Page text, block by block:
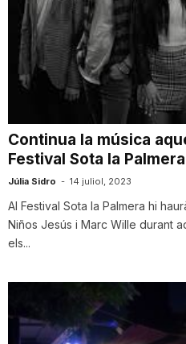
Continua la música
Festival Sota la Palmera
Júlia Sidro - 14 juliol, 2023
Al Festival Sota la Palmera hi
Niños Jesús i Marc Wille durant
els...